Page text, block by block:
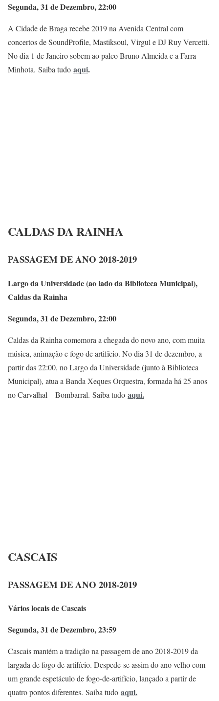
Segunda, 31 de Dezembro, 22:00
A Cidade de Braga recebe 2019 na Avenida Central com
concertos de SoundProfile, Mastiksoul, Virgul e DJ Ruy Vercetti.
No dia 1 de Janeiro sobem ao palco Bruno Almeida e a Farra
Minhota. Saiba tudo aqui.
CALDAS DA RAINHA
PASSAGEM DE ANO 2018-2019
Largo da Universidade (ao lado da Biblioteca Municipal),
Caldas da Rainha
Segunda, 31 de Dezembro, 22:00
Caldas da Rainha comemora a chegada do novo ano, com muita
música, animação e fogo de artifício. No dia 31 de dezembro, a
partir das 22:00, no Largo da Universidade (junto à Biblioteca
Municipal), atua a Banda Xeques Orquestra, formada há 25 anos
no Carvalhal – Bombarral. Saiba tudo aqui.
CASCAIS
PASSAGEM DE ANO 2018-2019
Vários locais de Cascais
Segunda, 31 de Dezembro, 23:59
Cascais mantém a tradição na passagem de ano 2018-2019 da
largada de fogo de artifício. Despede-se assim do ano velho com
um grande espetáculo de fogo-de-artifício, lançado a partir de
quatro pontos diferentes. Saiba tudo aqui.